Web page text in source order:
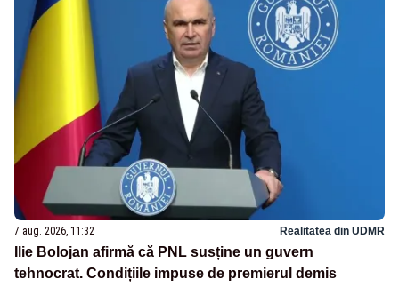
7 aug. 2026, 11:32 Realitatea din UDMR
Ilie Bolojan afirmă că PNL susține un guvern
tehnocrat. Condițiile impuse de premierul demis